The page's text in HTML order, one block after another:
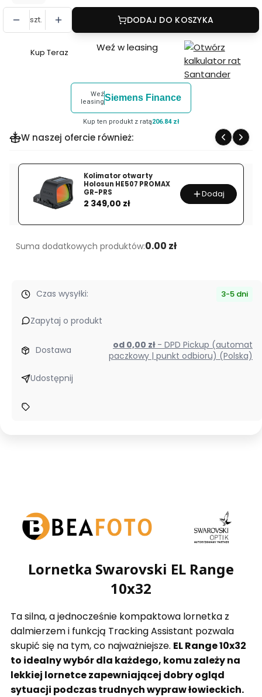
szt. DODAJ DO KOSZYKA
Szybki
Lornetka
EL
Kup Teraz Weź w leasing
Weź
leasingSiemens Finance
Kup ten produkt z ratą206.84 zł
W naszej ofercie również:
Kolimator otwarty
Holosun HE507 PROMAX
GR-PRS
Cena
2 349,00 zł
Dodaj
Suma dodatkowych produktów:0.00 zł
Czas wysyłki: 3-5 dni
Zapytaj o produkt
Dostawa od 0,00 zł - DPD Pickup (automat
paczkowy | punkt odbioru) (Polska)
Udostępnij
Lornetka Swarovski EL Range
10x32
Ta silna, a jednocześnie kompaktowa lornetka z
dalmierzem i funkcją Tracking Assistant pozwala
skupić się na tym, co najważniejsze. EL Range 10x32
to idealny wybór dla każdego, komu zależy na
lekkiej lornetce zapewniającej dobry ogląd
sytuacji podczas trudnych wypraw łowieckich.